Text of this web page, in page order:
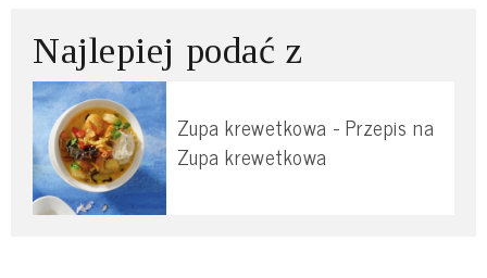
Najlepiej podać z
Zupa krewetkowa - Przepis na
Zupa krewetkowa